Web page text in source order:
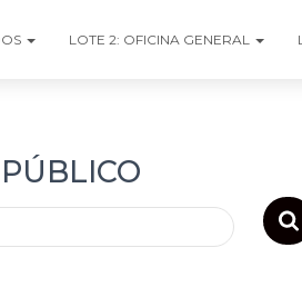
LOTE 2: OFICINA GENERAL